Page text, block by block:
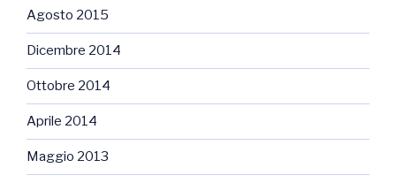
Agosto 2015
Dicembre 2014
Ottobre 2014
Aprile 2014
Maggio 2013